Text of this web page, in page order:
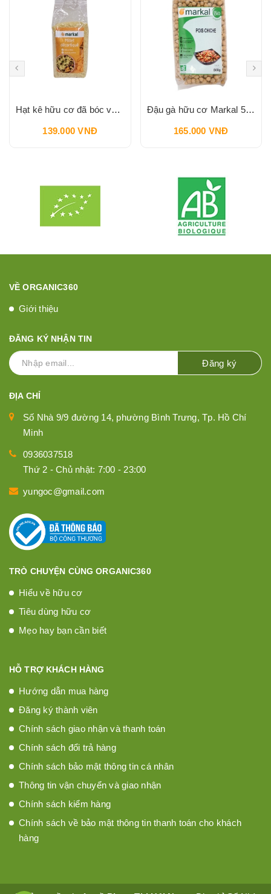
Hạt kê hữu cơ đã bóc vỏ Markal 500g
139.000 VNĐ
Đậu gà hữu cơ Markal 500g
165.000 VNĐ
VỀ ORGANIC360
Giới thiệu
ĐĂNG KÝ NHẬN TIN
Đăng ký
ĐỊA CHỈ
Số Nhà 9/9 đường 14, phường Bình Trưng, Tp. Hồ Chí
Minh
0936037518
Thứ 2 - Chủ nhật: 7:00 - 23:00
yungoc@gmail.com
TRÒ CHUYỆN CÙNG ORGANIC360
Hiểu về hữu cơ
Tiêu dùng hữu cơ
Mẹo hay bạn cần biết
HỖ TRỢ KHÁCH HÀNG
Hướng dẫn mua hàng
Đăng ký thành viên
Chính sách giao nhận và thanh toán
Chính sách đổi trả hàng
Chính sách bảo mật thông tin cá nhân
Thông tin vận chuyển và giao nhận
Chính sách kiểm hàng
Chính sách về bảo mật thông tin thanh toán cho khách
hàng